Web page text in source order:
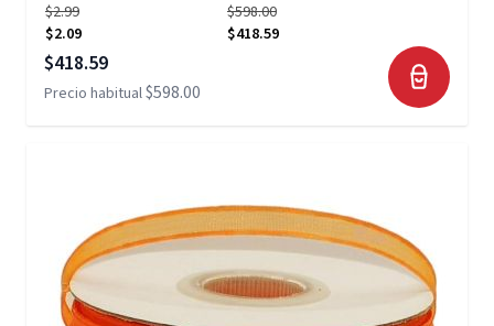
$2.99
$2.09
$598.00
$418.59
Precio especial
$418.59
Precio habitual$598.00